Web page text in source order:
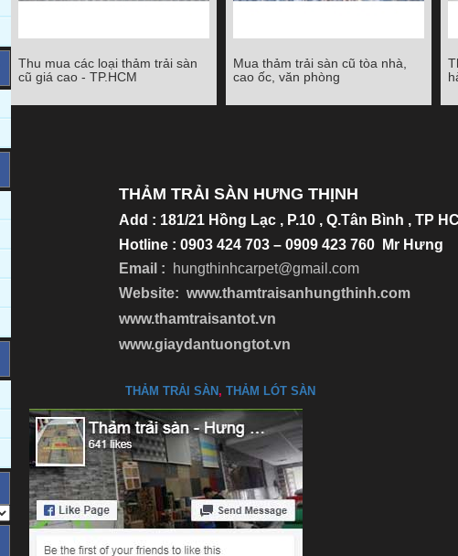
Thu mua các loại thảm trải sàn
Thu mua các loại thảm trải sàn
cũ giá cao - TP.HCM
Mua thảm trải sàn cũ tòa nhà,
cao ốc, văn phòng
Mua thảm trải sàn cũ tòa nhà,
cao ốc, văn phòng
THẢM TRẢI SÀN HƯNG THỊNH
Add : 181/21 Hồng Lạc , P.10 , Q.Tân Bình , TP
Hotline : 0903 424 703 – 0909 423 760 Mr Hưng
Email :
hungthinhcarpet@gmail.com
Website: www.thamtraisanhungthinh.com
www.thamtraisantot.vn
www.giaydantuongtot.vn
THẢM TRẢI SÀN, THẢM LÓT SÀN